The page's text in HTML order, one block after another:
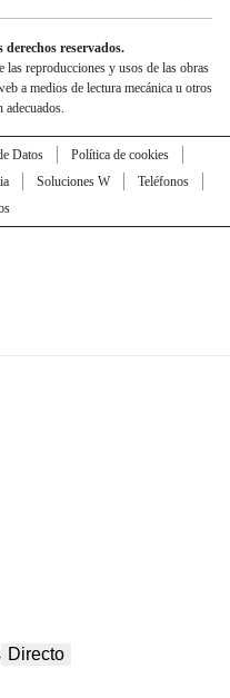
reservados.
reproducciones y usos de las obras
a medios de lectura mecánica u otros
adecuados.
Datos
Política de cookies
Soluciones W
Teléfonos
Directo